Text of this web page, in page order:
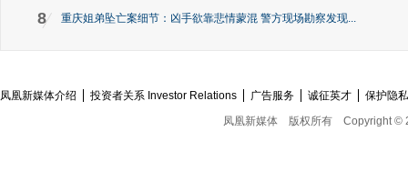
8 重庆姐弟坠亡案细节：凶手欲靠悲情蒙混 警方现场勘察发现...
凤凰新媒体介绍 投资者关系 Investor Relations 广告服务 诚征英才
保护隐
凤凰新媒体
版权所有 Copyright ©